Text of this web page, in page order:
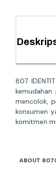
807
mencolok,
konsumen
komitmen
ABOUT